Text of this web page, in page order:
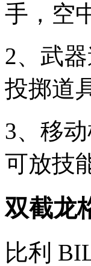
手，空
2、武
投掷道
3、移
可放技
双截龙
比利